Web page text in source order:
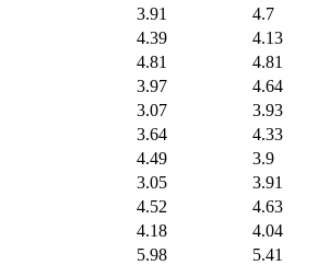
3.91
4.7
4.39
4.13
4.81
4.81
3.97
4.64
3.07
3.93
3.64
4.33
4.49
3.9
3.05
3.91
4.52
4.63
4.18
4.04
5.98
5.41